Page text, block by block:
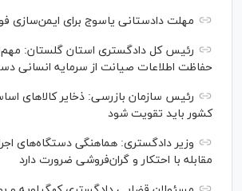
مهلت دادستانی یاسوج برای ایمن‌سازی
رئیس کل دادگستری استان گلستان:
حفاظت اطلاعات صیانت از سرمایه انسانی
رئیس سازمان بازرسی: ذخایر کالاهای
کشور باید تقویت شود
وزیر دادگستری: هماهنگی دستگاه‌های
مقابله با احتکار و گران‌فروشی ضرورت دارد